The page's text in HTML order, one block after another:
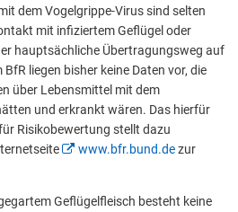
dem Vogelgrippe-Virus sind selten
mit infiziertem Geflügel oder
hauptsächliche Übertragungsweg auf
liegen bisher keine Daten vor, die
über Lebensmittel mit dem
und erkrankt wären. Das hierfür
Risikobewertung stellt dazu
www.bfr.bund.dezur
Geflügelfleisch besteht keine